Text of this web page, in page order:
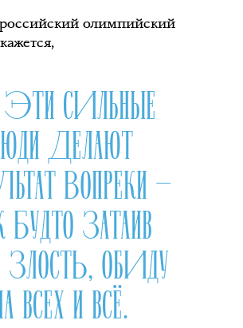
российский олимпийский
ЭТИ СИЛЬНЫЕ
ДЕЛАЮТ
ВОПРЕКИ —
БУДТО ЗАТАИВ
ЗЛОСТЬ, ОБИДУ
ВСЕХ И ВСЁ.